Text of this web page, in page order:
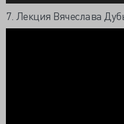
7. Лекция Вячеслава